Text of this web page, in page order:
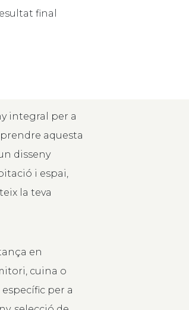
final
integral per a
aquesta
disseny
i espai,
la teva
en
cuina o
per a